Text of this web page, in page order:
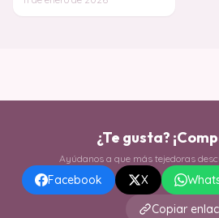
dos prendas co
¿Te gusta?
Ayúdanos a que más tejedoras
Facebook X
Copiar